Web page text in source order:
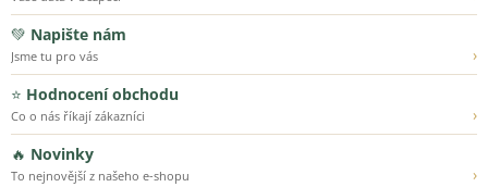
💚 Napište nám
Jsme tu pro vás
›
⭐ Hodnocení obchodu
Co o nás říkají zákazníci
›
🔥 Novinky
To nejnovější z našeho e-shopu ›